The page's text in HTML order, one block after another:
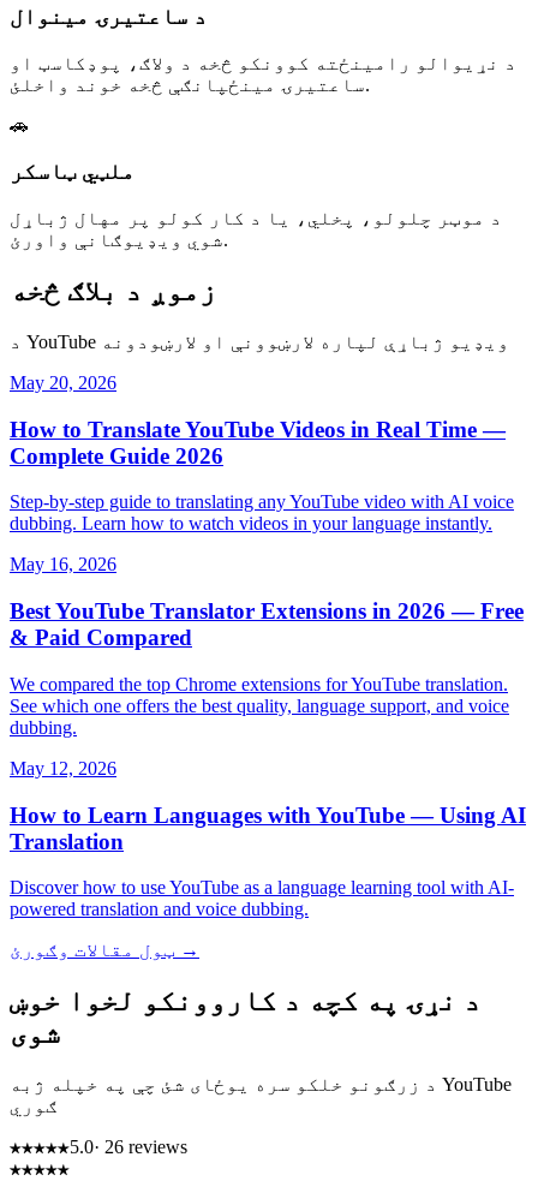
د ساعتیرۍ مینوال
د نړیوالو رامینځته کوونکو څخه د ولاګ، پوډکاسټ او
ساعتیرۍ مینځپانګې څخه خوند واخلئ.
🚗
ملټي ټاسکر
د موټر چلولو، پخلي، یا د کار کولو پر مهال ژباړل
شوي ویډیوګانې واورئ.
زموږ د بلاګ څخه
د YouTube ویډیو ژباړې لپاره لارښوونې او لارښودونه
May 20, 2026
How to Translate YouTube Videos in Real Time —
Complete Guide 2026
Step-by-step guide to translating any YouTube video with AI voice
dubbing. Learn how to watch videos in your language instantly.
May 16, 2026
Best YouTube Translator Extensions in 2026 — Free
& Paid Compared
We compared the top Chrome extensions for YouTube translation.
See which one offers the best quality, language support, and voice
dubbing.
May 12, 2026
How to Learn Languages with YouTube — Using AI
Translation
Discover how to use YouTube as a language learning tool with AI-
powered translation and voice dubbing.
ټول مقالات وګورئ →
د نړۍ په کچه د کاروونکو لخوا خوښ
شوی
د زرګونو خلکو سره یوځای شئ چې په خپله ژبه YouTube
ګوري
★★★★★5.0· 26 reviews
★★★★★